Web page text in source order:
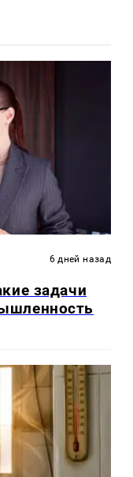
6 дней назад
задачи